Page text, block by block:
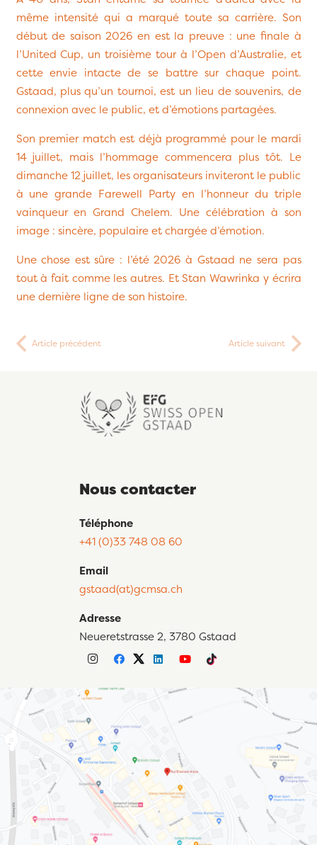
même intensité qui a marqué toute sa carrière. Son
début de saison 2026 en est la preuve : une finale à
l’United Cup, un troisième tour à l’Open d’Australie, et
cette envie intacte de se battre sur chaque point.
Gstaad, plus qu’un tournoi, est un lieu de souvenirs, de
connexion avec le public, et d’émotions partagées.
Son premier match est déjà programmé pour le mardi
14 juillet, mais l’hommage commencera plus tôt. Le
dimanche 12 juillet, les organisateurs inviteront le public
à une grande Farewell Party en l’honneur du triple
vainqueur en Grand Chelem. Une célébration à son
image : sincère, populaire et chargée d’émotion.
Une chose est sûre : l’été 2026 à Gstaad ne sera pas
tout à fait comme les autres. Et Stan Wawrinka y écrira
une dernière ligne de son histoire.
Article précédent Article suivant
Nous contacter
Téléphone
+41 (0)33 748 08 60
Email
gstaad(at)gcmsa.ch
Adresse
Neueretstrasse 2, 3780 Gstaad